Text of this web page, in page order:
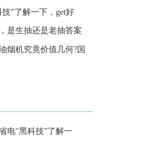
”了解一下，get好
是生抽还是老抽答案
烟机究竟价值几何?国
电“黑科技”了解一